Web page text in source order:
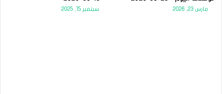
مارس 23, 2026 سبتمبر 15, 2025